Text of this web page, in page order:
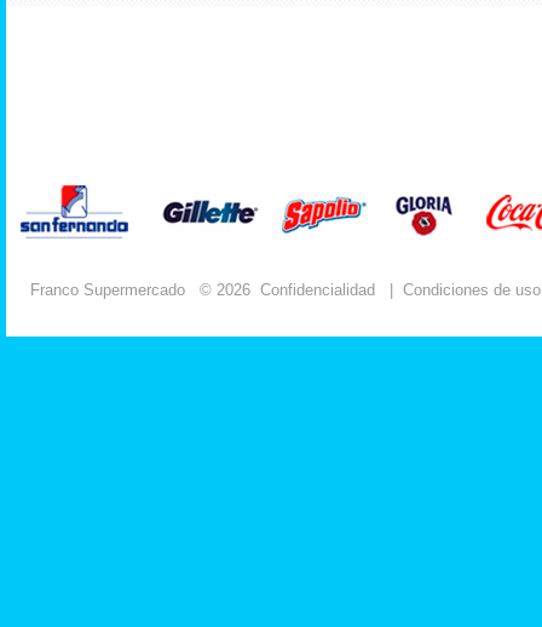
Franco Supermercado © 2026 Confidencialidad Condiciones de uso